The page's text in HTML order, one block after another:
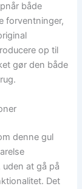
både
forventninger,
op til
gør den både
denne gul
at gå på
Det